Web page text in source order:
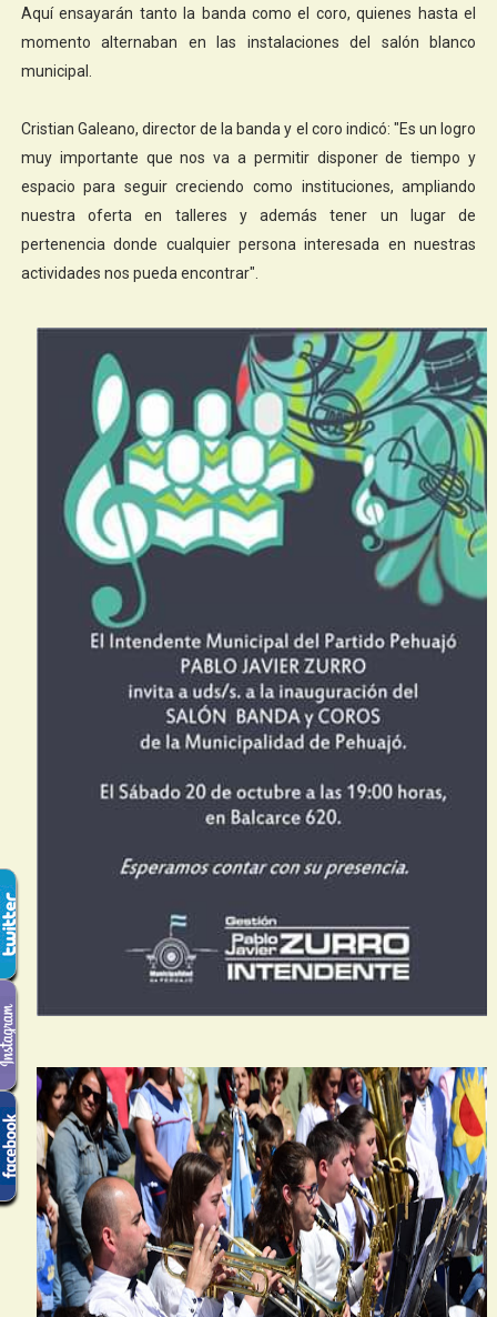
Aquí ensayarán tanto la banda como el coro, quienes hasta el
momento alternaban en las instalaciones del salón blanco
municipal.
Cristian Galeano, director de la banda y el coro indicó: "Es un logro
muy importante que nos va a permitir disponer de tiempo y
espacio para seguir creciendo como instituciones, ampliando
nuestra oferta en talleres y además tener un lugar de
pertenencia donde cualquier persona interesada en nuestras
actividades nos pueda encontrar".